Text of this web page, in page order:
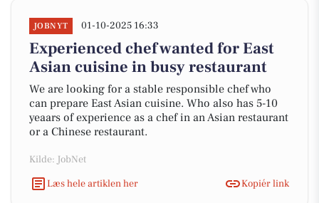
JOBNYT 01-10-2025 16:33
Experienced chef wanted for East
Asian cuisine in busy restaurant
We are looking for a stable responsible chef who
can prepare East Asian cuisine. Who also has 5-10
yeaars of experience as a chef in an Asian restaurant
or a Chinese restaurant.
Kilde: JobNet
Læs hele artiklen her
Kopiér link